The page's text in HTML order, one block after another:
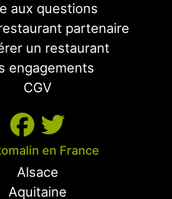
aux questions
partenaire
un restaurant
engagements
CGV
en France
Alsace
Aquitaine